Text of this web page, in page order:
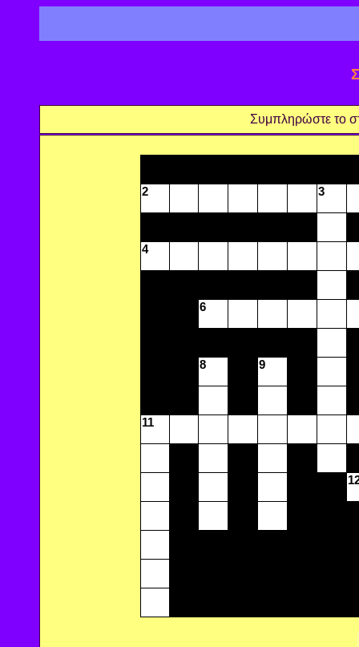
Συμπληρώστε το
2 3
4
6
8 9
11